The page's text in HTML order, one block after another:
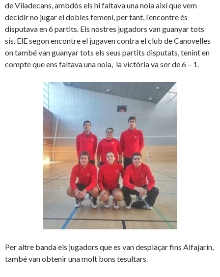
de Viladecans, ambdòs els hi faltava una noia així que vem
decidir no jugar el dobles femení, per tant, l’encontre és
disputava en 6 partits. Els nostres jugadors van guanyar tots
sis. ElE segon encontre el jugaven contra el club de Canovelles
on també van guanyar tots els seus partits disputats, tenint en
compte que ens faltava una noia, la victòria va ser de 6 – 1.
Per altre banda els jugadors que es van desplaçar fins Alfajarin,
també van obtenir una molt bons tesultars.